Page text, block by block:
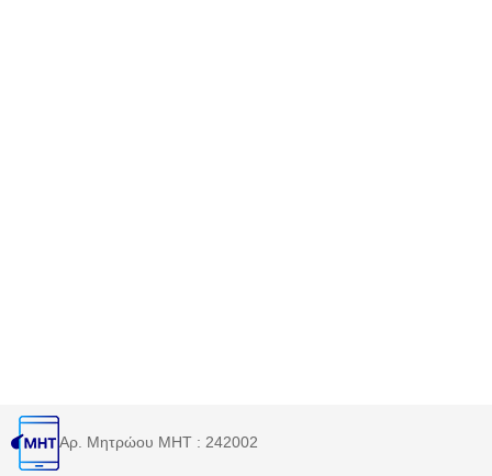
Αρ. Μητρώου MHT : 242002